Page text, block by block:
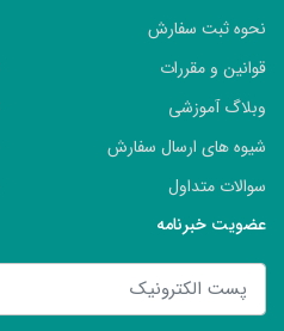
نحوه ثبت سفارش
قوانین و مقررات
وبلاگ آموزشی
شیوه های ارسال سفارش
سوالات متداول
عضویت خبرنامه